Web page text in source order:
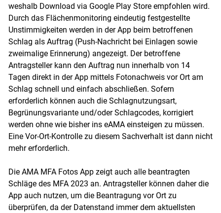
weshalb Download via Google Play Store empfohlen wird.
Durch das Flächenmonitoring eindeutig festgestellte
Unstimmigkeiten werden in der App beim betroffenen
Schlag als Auftrag (Push-Nachricht bei Einlagen sowie
zweimalige Erinnerung) angezeigt. Der betroffene
Antragsteller kann den Auftrag nun innerhalb von 14
Tagen direkt in der App mittels Fotonachweis vor Ort am
Schlag schnell und einfach abschließen. Sofern
erforderlich können auch die Schlagnutzungsart,
Begrünungsvariante und/oder Schlagcodes, korrigiert
werden ohne wie bisher ins eAMA einsteigen zu müssen.
Eine Vor-Ort-Kontrolle zu diesem Sachverhalt ist dann nicht
mehr erforderlich.
Die AMA MFA Fotos App zeigt auch alle beantragten
Schläge des MFA 2023 an. Antragsteller können daher die
App auch nutzen, um die Beantragung vor Ort zu
überprüfen, da der Datenstand immer dem aktuellsten